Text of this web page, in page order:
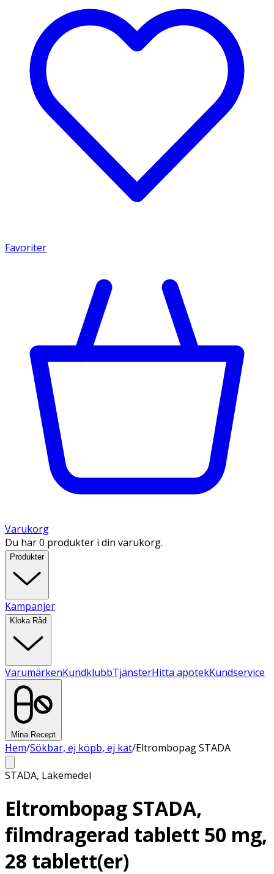
Favoriter
Varukorg
Du har 0 produkter i din varukorg.
Produkter
Kampanjer
Kloka Råd
VarumärkenKundklubbTjänsterHitta apotekKundservice
Mina Recept
Hem/Sökbar, ej köpb, ej kat/Eltrombopag STADA
STADA, Läkemedel
Eltrombopag STADA,
filmdragerad tablett 50 mg,
28 tablett(er)